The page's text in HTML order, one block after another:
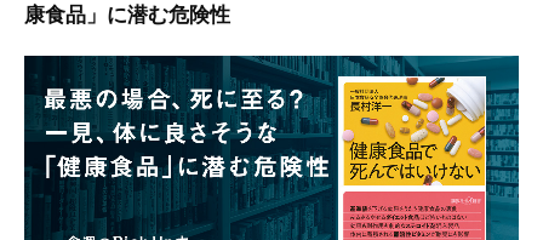
康食品」に潜む危険性